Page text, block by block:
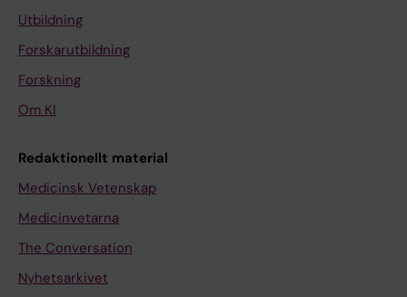
Utbildning
Forskarutbildning
Forskning
Om KI
Redaktionellt material
Medicinsk Vetenskap
Medicinvetarna
The Conversation
Nyhetsarkivet